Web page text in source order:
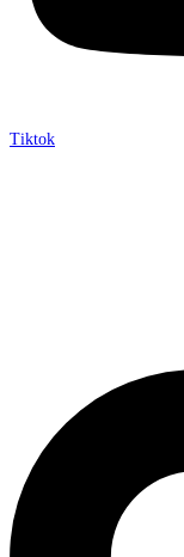
Tiktok